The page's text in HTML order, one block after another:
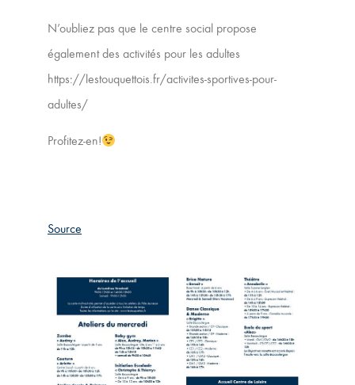
N’oubliez pas que le centre social propose
également des activités pour les adultes
https://lestouquettois.fr/activites-sportives-pour-
adultes/
Profitez-en!
Source